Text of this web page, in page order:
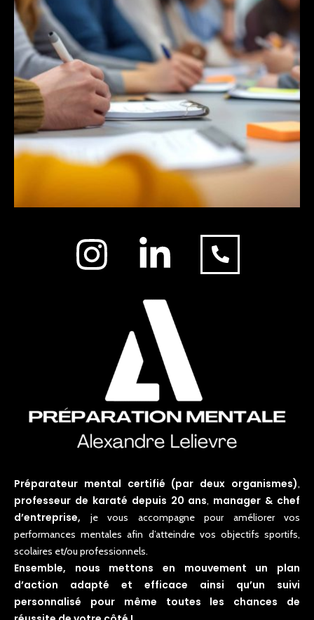
Préparateur mental certifié (par deux organismes),
professeur de karaté depuis 20 ans, manager & chef
d’entreprise, je vous accompagne pour améliorer vos
performances mentales afin d’atteindre vos objectifs sportifs,
scolaires et/ou professionnels.
Ensemble, nous mettons en mouvement un plan
d’action adapté et efficace ainsi qu’un suivi
personnalisé pour même toutes les chances de